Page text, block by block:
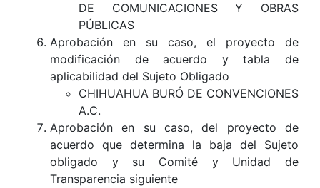
DE COMUNICACIONES Y OBRAS
PÚBLICAS
Aprobación en su caso, el proyecto de
modificación de acuerdo y tabla de
aplicabilidad del Sujeto Obligado
CHIHUAHUA BURÓ DE CONVENCIONES
A.C.
Aprobación en su caso, del proyecto de
acuerdo que determina la baja del Sujeto
obligado y su Comité y Unidad de
Transparencia siguiente